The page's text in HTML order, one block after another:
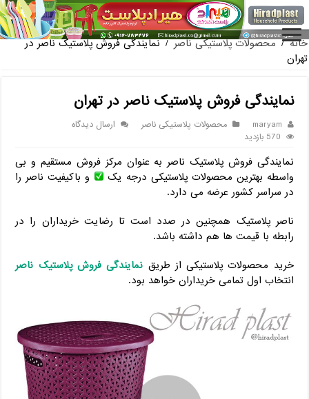
فروش گلدان پلاستیکی گلخ
خانه / محصولات پلاستیکی ناصر / نمایندگی فروش پلاستیک ناصر در
تهران
نمایندگی فروش پلاستیک ناصر در تهران
maryam محصولات پلاستیکی ناصر
ارسال دیدگاه
570 بازدید
نمایندگی فروش پلاستیک ناصر به عنوان مرکز فروش مستقیم و بی
واسطه بهترین محصولات پلاستیکی درجه یک
و باکیفیت ناصر را
در سراسر کشور عرضه می دارد.
ناصر پلاستیک همچنین در صدد است تا رضایت خریداران را در
رابطه با قیمت ها هم داشته باشد.
خرید محصولات پلاستیکی از طریق نمایندگی فروش پلاستیک ناصر
انتخاب اول تمامی خریداران خواهد بود.